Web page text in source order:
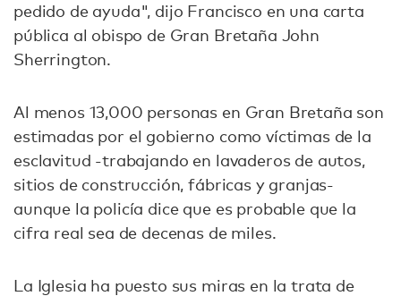
pedido de ayuda", dijo Francisco en una carta
pública al obispo de Gran Bretaña John
Sherrington.
Al menos 13,000 personas en Gran Bretaña son
estimadas por el gobierno como víctimas de la
esclavitud -trabajando en lavaderos de autos,
sitios de construcción, fábricas y granjas-
aunque la policía dice que es probable que la
cifra real sea de decenas de miles.
La Iglesia ha puesto sus miras en la trata de